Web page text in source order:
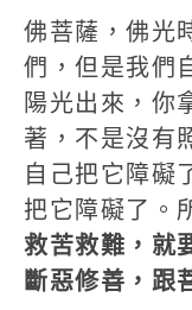
佛菩薩，佛光
們，但是我們
陽光出來，你
著，不是沒有
自己把它障礙
把它障礙了。
救苦救難，就
斷惡修善，跟